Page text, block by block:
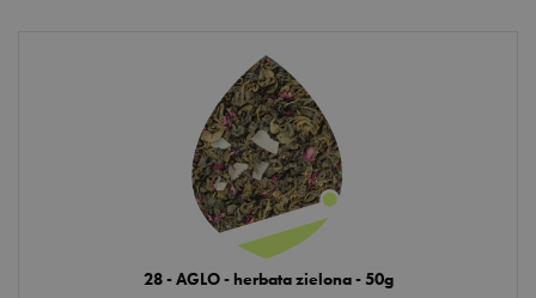
28 - AGLO - herbata zielona - 50g